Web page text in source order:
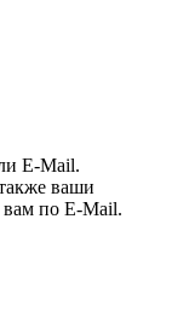
E-Mail.
ваши
по E-Mail.